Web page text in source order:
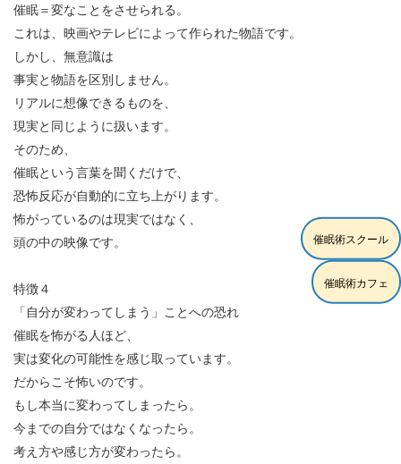
催眠＝変なことをさせられる。
これは、映画やテレビによって作られた物語です。
しかし、無意識は
事実と物語を区別しません。
リアルに想像できるものを、
現実と同じように扱います。
そのため、
催眠という言葉を聞くだけで、
恐怖反応が自動的に立ち上がります。
怖がっているのは現実ではなく、
頭の中の映像です。
特徴４
「自分が変わってしまう」ことへの恐れ
催眠を怖がる人ほど、
実は変化の可能性を感じ取っています。
だからこそ怖いのです。
もし本当に変わってしまったら。
今までの自分ではなくなったら。
考え方や感じ方が変わったら。
催眠術スクール
催眠術カフェ